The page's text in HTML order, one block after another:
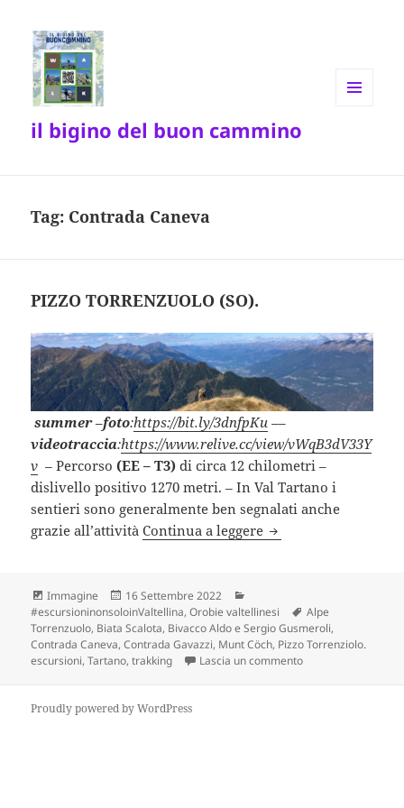
il bigino del buon cammino
Tag: Contrada Caneva
PIZZO TORRENZUOLO (SO).
summer–foto:https://bit.ly/3dnfpKu ––
videotraccia:https://www.relive.cc/view/vWqB3dV33Y
v –Percorso (EE – T3) di circa 12 chilometri –
dislivello positivo 1270 metri. –In Val Tartano i
sentieri sono generalmente ben segnalati anche
grazie all’attivitàContinua a leggere PIZZO
Formato
Immagine
Scritto
il
16 Settembre 2022
#escursioninonsoloinValtellina,Orobie valtellinesi Tag
Alpe
Torrenzuolo, Biata Scalota, Bivacco Aldo e Sergio Gusmeroli,
Contrada Caneva,Contrada Gavazzi, Munt Cöch, Pizzo Torrenziolo.
escursioni,Tartano,trakking Lascia un commentosu PIZZO
Proudly powered by WordPress